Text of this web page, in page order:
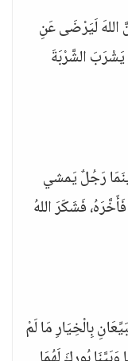
اللهَ لَيَرْضَى عَنِ
يَشْرَبَ الشَّرْبَةَ
رَجُلٌ يَمشي
فَشَكَرَ اللهُ
بِالْخِيَارِ مَا لَمْ